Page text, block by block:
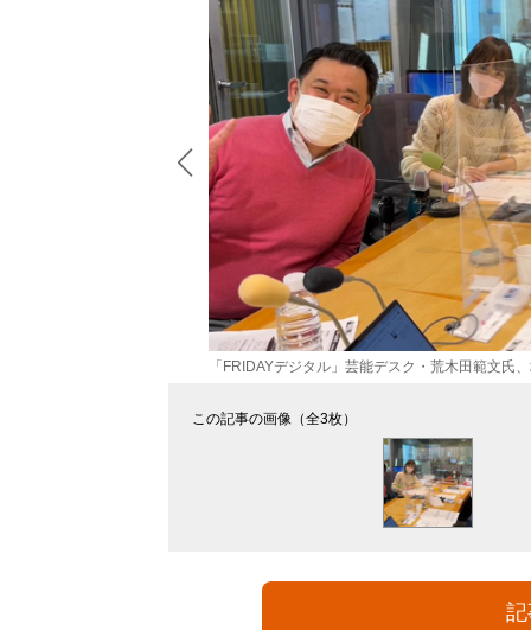
「FRIDAYデジタル」芸能デスク・荒木田範文氏
この記事の画像（全3枚）